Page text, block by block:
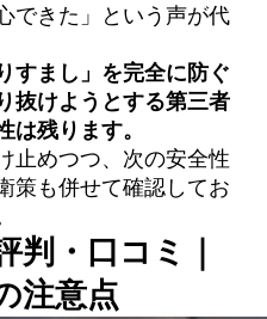
できた」という声が代
すまし」を完全に防ぐ
抜けようとする第三者
は残ります。
止めつつ、次の安全性
策も併せて確認してお
判・口コミ｜
注意点